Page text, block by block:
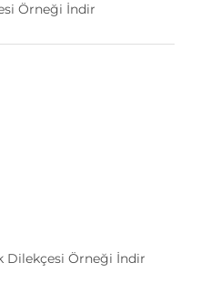
Örneği İndir
Örneği İndir